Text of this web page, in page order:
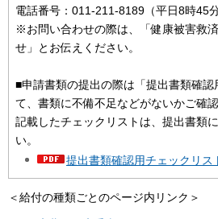
電話番号：011-211-8189（平日8時45
※お問い合わせの際は、「健康被害救
せ」とお伝えください。
■申請書類の提出の際は「提出書類確認
て、書類に不備不足などがないかご確
記載したチェックリストは、提出書類
い。
提出書類確認用チェックリス
＜給付の種類ごとのページ内リンク＞